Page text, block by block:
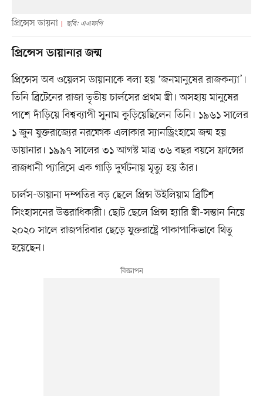
প্রিন্সেস ডায়না ছবি: এএফপি
প্রিন্সেস ডায়ানার জন্ম
প্রিন্সেস অব ওয়েলস ডায়ানাকে বলা হয় ‘জনমানুষের রাজকন্যা’।
তিনি ব্রিটেনের রাজা তৃতীয় চার্লসের প্রথম স্ত্রী। অসহায় মানুষের
পাশে দাঁড়িয়ে বিশ্বব্যাপী সুনাম কুড়িয়েছিলেন তিনি। ১৯৬১ সালের
১ জুন যুক্তরাজ্যের নরফোক এলাকার স্যানড্রিংহামে জন্ম হয়
ডায়ানার। ১৯৯৭ সালের ৩১ আগস্ট মাত্র ৩৬ বছর বয়সে ফ্রান্সের
রাজধানী প্যারিসে এক গাড়ি দুর্ঘটনায় মৃত্যু হয় তাঁর।
চার্লস-ডায়ানা দম্পতির বড় ছেলে প্রিন্স উইলিয়াম ব্রিটিশ
সিংহাসনের উত্তরাধিকারী। ছোট ছেলে প্রিন্স হ্যারি স্ত্রী-সন্তান নিয়ে
২০২০ সালে রাজপরিবার ছেড়ে যুক্তরাষ্ট্রে পাকাপাকিভাবে থিতু
হয়েছেন।